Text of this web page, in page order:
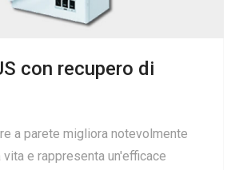
con recupero di
a parete migliora notevolmente
vita e rappresenta un'efficace